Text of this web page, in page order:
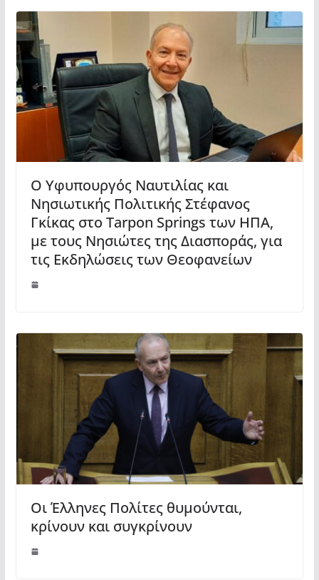
Ο Υφυπουργός Ναυτιλίας και
Νησιωτικής Πολιτικής Στέφανος
Γκίκας στο Tarpon Springs των ΗΠΑ,
με τους Νησιώτες της Διασποράς, για
τις Εκδηλώσεις των Θεοφανείων
Οι Έλληνες Πολίτες θυμούνται,
κρίνουν και συγκρίνουν